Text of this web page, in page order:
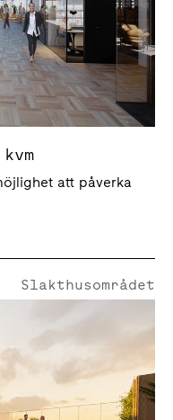
kvm
att påverka
Slakthusområdet